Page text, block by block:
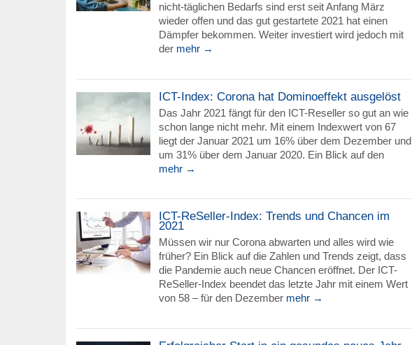
nicht-täglichen Bedarfs sind erst seit Anfang März
wieder offen und das gut gestartete 2021 hat einen
Dämpfer bekommen. Weiter investiert wird jedoch mit
der mehr →
ICT-Index: Corona hat Dominoeffekt ausgelöst
Das Jahr 2021 fängt für den ICT-Reseller so gut an wie
schon lange nicht mehr. Mit einem Indexwert von 67
liegt der Januar 2021 um 16% über dem Dezember und
um 31% über dem Januar 2020. Ein Blick auf den
mehr →
ICT-ReSeller-Index: Trends und Chancen im
2021
Müssen wir nur Corona abwarten und alles wird wie
früher? Ein Blick auf die Zahlen und Trends zeigt, dass
die Pandemie auch neue Chancen eröffnet. Der ICT-
ReSeller-Index beendet das letzte Jahr mit einem Wert
von 58 – für den Dezember mehr →